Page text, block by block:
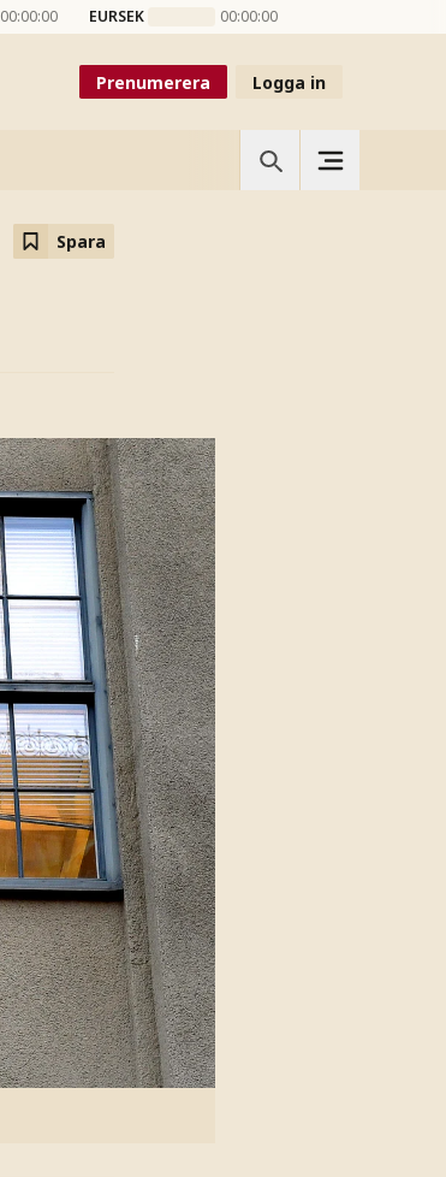
00:00:00 EURSEK 00:00:00
Prenumerera Logga in
Spara